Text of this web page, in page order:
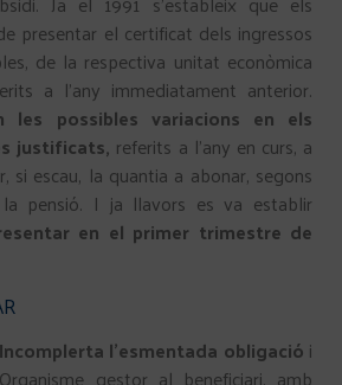
presentar el certificat dels ingressos
de la respectiva unitat econòmica
a l’any immediatament anterior.
les possibles variacions en els
justificats, referits a l’any en curs, a
si escau, la quantia a abonar, segons
pensió. I ja llavors es va establir
en el primer trimestre de
Incomplerta l’esmentada obligació i